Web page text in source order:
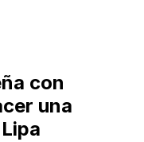
con
una